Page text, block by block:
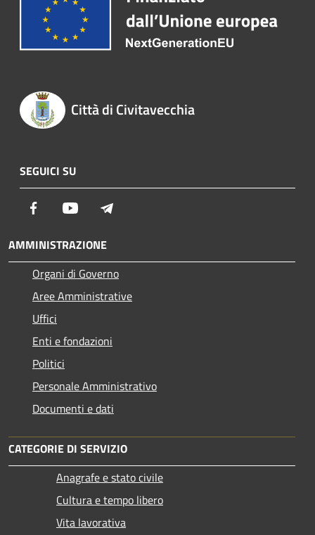
Città di Civitavecchia
SEGUICI SU
Facebook Youtube
AMMINISTRAZIONE
Organi di Governo
Aree Amministrative
Uffici
Enti e fondazioni
Politici
Personale Amministrativo
Documenti e dati
CATEGORIE DI SERVIZIO
Anagrafe e stato civile
Cultura e tempo libero
Vita lavorativa